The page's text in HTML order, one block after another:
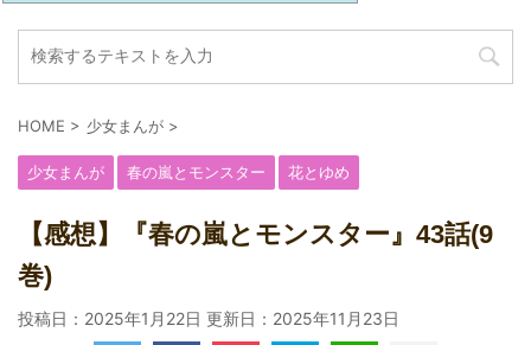
HOME > 少女まんが >
少女まんが 春の嵐とモンスター 花とゆめ
【感想】『春の嵐とモンスター』43話(9
巻)
投稿日：2025年1月22日 更新日： 2025年11月23日